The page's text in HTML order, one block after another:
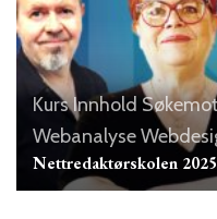
KursInnhold
Webanalyse
Nettredaktørskolen 2025